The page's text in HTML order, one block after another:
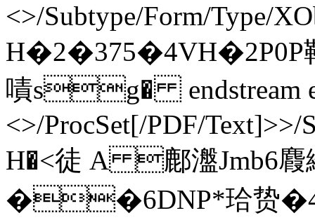
<>/Subtype/Form/Type/
H�2�375�4VH�2P0P
嘖sg� endstream
<>/ProcSet[/PDF/Text]>>/
H�<徒 A 鄜瀊Jmb6
��6DNP*珨贽�4